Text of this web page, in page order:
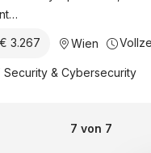
€ 3.267 Wien
Security & Cybersecurity
7 von 7